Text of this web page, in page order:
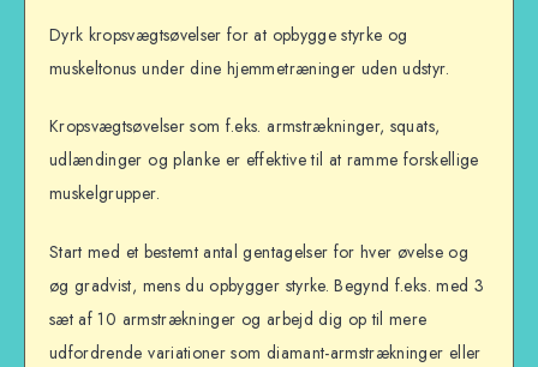
Dyrk kropsvægtsøvelser for at opbygge styrke og
muskeltonus under dine hjemmetræninger uden udstyr.
Kropsvægtsøvelser som f.eks. armstrækninger, squats,
udlændinger og planke er effektive til at ramme forskellige
muskelgrupper.
Start med et bestemt antal gentagelser for hver øvelse og
øg gradvist, mens du opbygger styrke. Begynd f.eks. med 3
sæt af 10 armstrækninger og arbejd dig op til mere
udfordrende variationer som diamant-armstrækninger eller